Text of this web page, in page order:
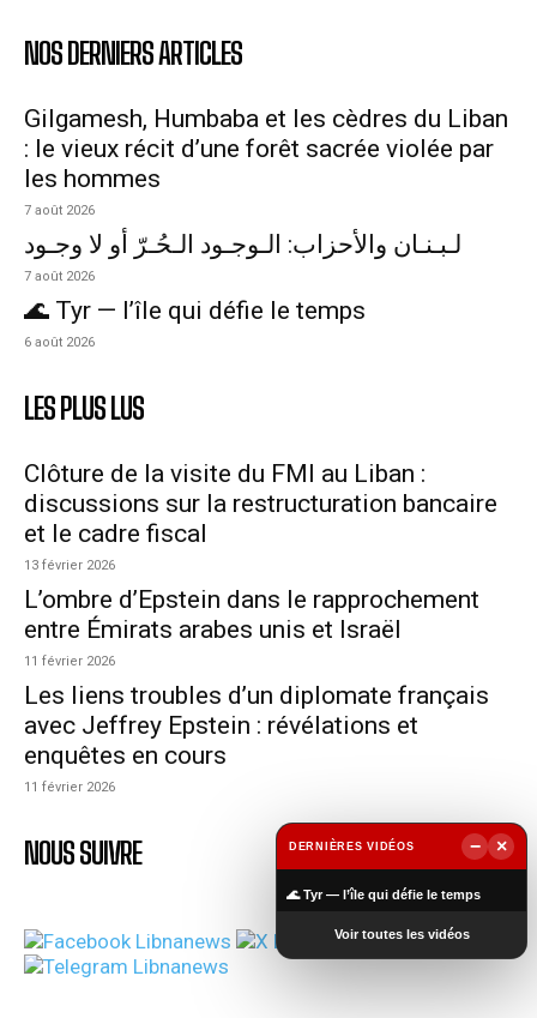
NOS DERNIERS ARTICLES
Gilgamesh, Humbaba et les cèdres du Liban
: le vieux récit d’une forêt sacrée violée par
les hommes
7 août 2026
لـبـنـان والأحزاب: الـوجـود الـحُـرّ أو لا وجـود
7 août 2026
🌊 Tyr — l’île qui défie le temps
6 août 2026
LES PLUS LUS
Clôture de la visite du FMI au Liban :
discussions sur la restructuration bancaire
et le cadre fiscal
13 février 2026
L’ombre d’Epstein dans le rapprochement
entre Émirats arabes unis et Israël
11 février 2026
Les liens troubles d’un diplomate français
avec Jeffrey Epstein : révélations et
enquêtes en cours
11 février 2026
NOUS SUIVRE DERNIÈRES VIDÉOS −
×
🌊 Tyr — l’île qui défie le temps
Voir toutes les vidéos